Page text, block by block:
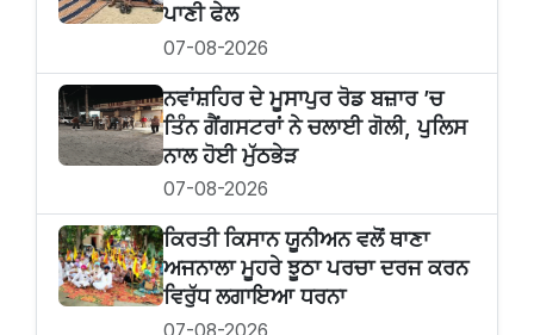
ਪਾਣੀ ਫੇਲ
07-08-2026
ਨਵਾਂਸ਼ਹਿਰ ਦੇ ਮੂਸਾਪੁਰ ਰੋਡ ਬਜ਼ਾਰ ’ਚ
ਤਿੰਨ ਗੈਂਗਸਟਰਾਂ ਨੇ ਚਲਾਈ ਗੋਲੀ, ਪੁਲਿਸ
ਨਾਲ ਹੋਈ ਮੁੱਠਭੇੜ
07-08-2026
ਕਿਰਤੀ ਕਿਸਾਨ ਯੂਨੀਅਨ ਵਲੋਂ ਥਾਣਾ
ਅਜਨਾਲਾ ਮੂਹਰੇ ਝੂਠਾ ਪਰਚਾ ਦਰਜ ਕਰਨ
ਵਿਰੁੱਧ ਲਗਾਇਆ ਧਰਨਾ
07-08-2026